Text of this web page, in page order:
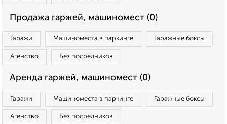
Продажа гаржей, машиномест (0)
Гаражи Машиноместа в паркинге Гаражные боксы
Агенство Без посредников
Аренда гаржей, машиномест (0)
Гаражи Машиноместа в паркинге Гаражные боксы
Агенство Без посредников